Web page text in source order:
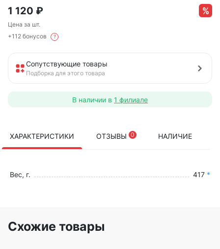
1 120 ₽
Цена за шт.
+112 бонусов
?
Сопутствующие товары
Подборка для этого товара
В наличии в 1 филиале
ХАРАКТЕРИСТИКИ ОТЗЫВЫ 0 НАЛИЧИЕ
Вес, г. 417 *
Схожие товары